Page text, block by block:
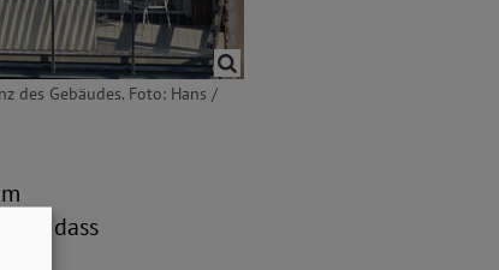
des Gebäudes. Foto: Hans /
so, dass